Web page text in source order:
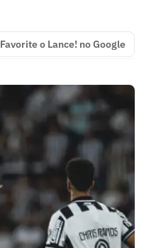
Favorite o Lance! no Google